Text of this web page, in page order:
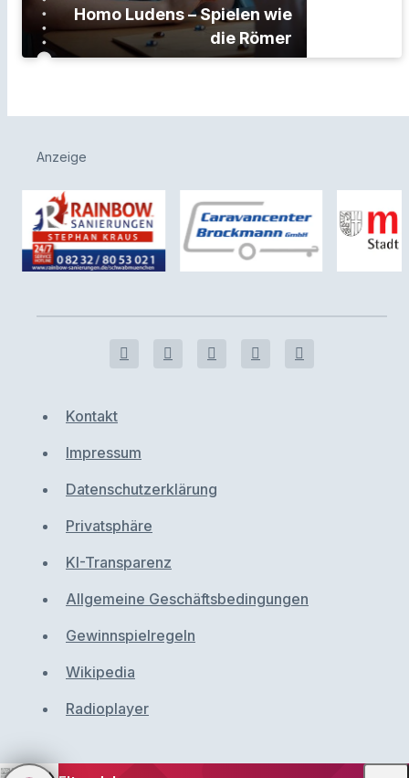
Homo Ludens – Spielen wie
die Römer
Anzeige
Kontakt
Impressum
Datenschutzerklärung
Privatsphäre
KI-Transparenz
Allgemeine Geschäftsbedingungen
Gewinnspielregeln
Wikipedia
Radioplayer